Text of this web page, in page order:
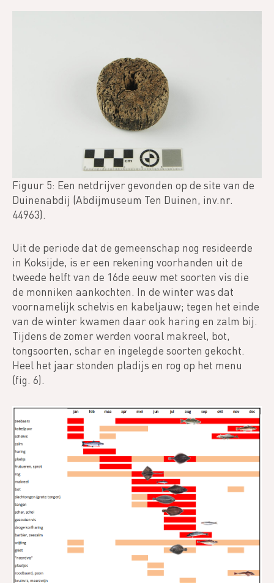
Figuur 5: Een netdrijver gevonden op de site van de
Duinenabdij (Abdijmuseum Ten Duinen, inv.nr.
44963).
Uit de periode dat de gemeenschap nog resideerde
in Koksijde, is er een rekening voorhanden uit de
tweede helft van de 16de eeuw met soorten vis die
de monniken aankochten. In de winter was dat
voornamelijk schelvis en kabeljauw; tegen het einde
van de winter kwamen daar ook haring en zalm bij.
Tijdens de zomer werden vooral makreel, bot,
tongsoorten, schar en ingelegde soorten gekocht.
Heel het jaar stonden pladijs en rog op het menu
(fig. 6).